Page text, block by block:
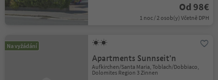
Od 98€
1 noc / 2 osob(y) Včetně DPH
Na vyžádání
Apartments Sunnseit'n
Aufkirchen/Santa Maria, Toblach/Dobbiaco,
Dolomites Region 3 Zinnen